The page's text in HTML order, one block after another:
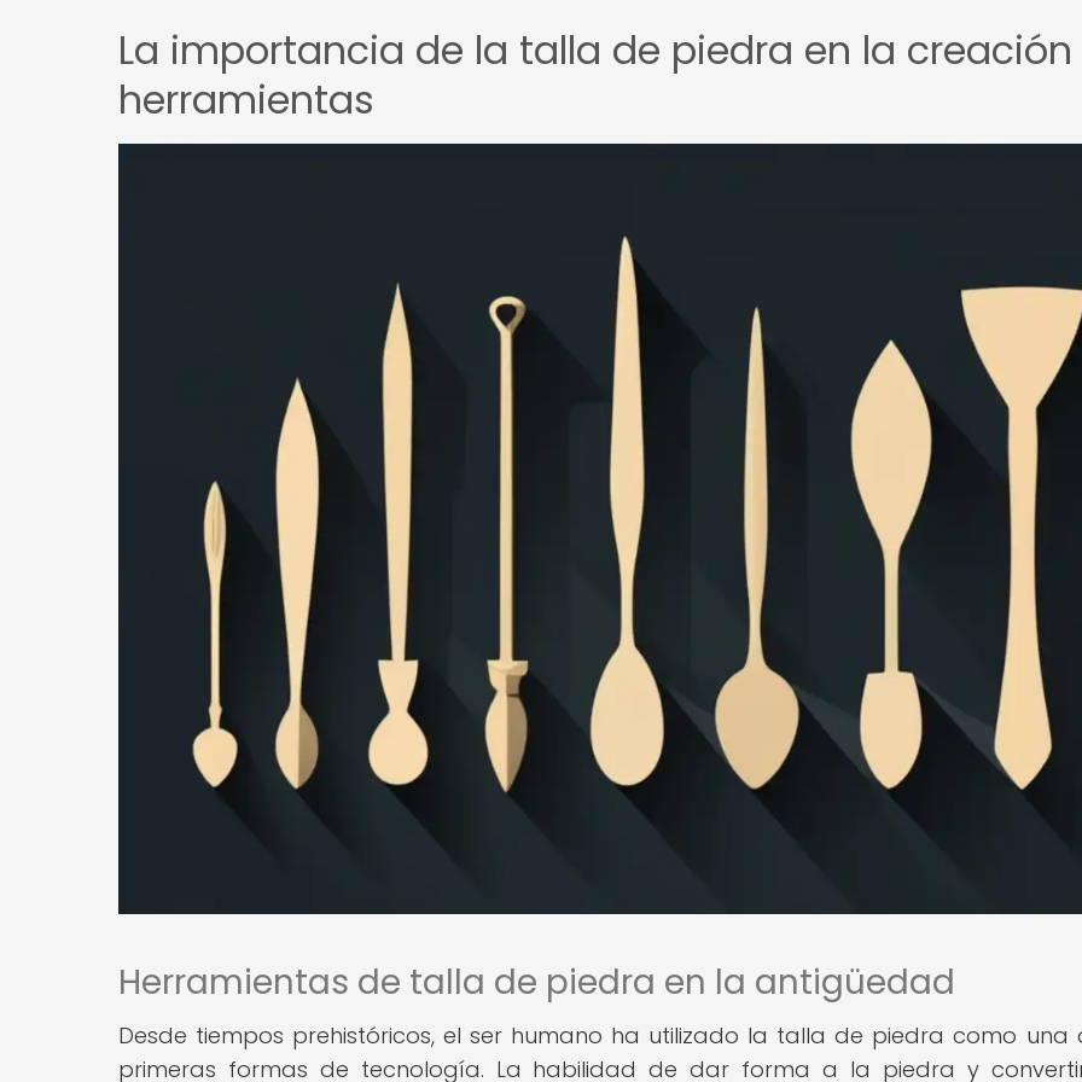
La importancia de la talla de piedra en la
herramientas
Herramientas de talla de piedra en la antigüedad
Desde tiempos prehistóricos, el ser humano ha utilizado la talla de piedra como una
primeras formas de tecnología. La habilidad de dar forma a la piedra y